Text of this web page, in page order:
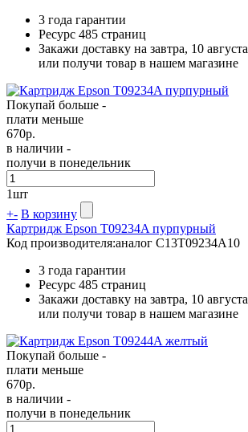
3 года гарантии
Ресурс 485 страниц
Закажи доставку на завтра, 10 августа
или получи товар в нашем магазине
Покупай больше -
плати меньше
670р.
в наличии -
получи в понедельник
1шт
+- В корзину
Картридж Epson T09234A пурпурный
Код производителя:аналог C13T09234A10
3 года гарантии
Ресурс 485 страниц
Закажи доставку на завтра, 10 августа
или получи товар в нашем магазине
Покупай больше -
плати меньше
670р.
в наличии -
получи в понедельник